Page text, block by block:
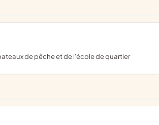
de pêche et de l'école de quartier